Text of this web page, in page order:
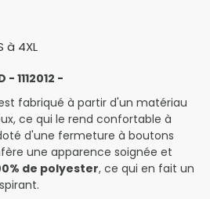
à 4XL
- 1112012 -
fabriqué à partir d'un matériau
ce qui le rend confortable à
d'une fermeture à boutons
une apparence soignée et
de polyester, ce qui en fait un